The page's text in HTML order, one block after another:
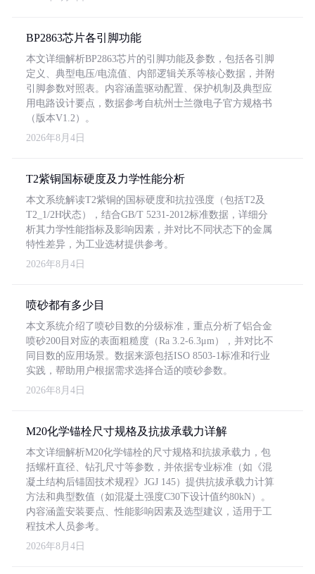
BP2863芯片各引脚功能
本文详细解析BP2863芯片的引脚功能及参数，包括各引脚
定义、典型电压/电流值、内部逻辑关系等核心数据，并附
引脚参数对照表。内容涵盖驱动配置、保护机制及典型应
用电路设计要点，数据参考自杭州士兰微电子官方规格书
（版本V1.2）。
2026年8月4日
T2紫铜国标硬度及力学性能分析
本文系统解读T2紫铜的国标硬度和抗拉强度（包括T2及
T2_1/2H状态），结合GB/T 5231-2012标准数据，详细分
析其力学性能指标及影响因素，并对比不同状态下的金属
特性差异，为工业选材提供参考。
2026年8月4日
喷砂都有多少目
本文系统介绍了喷砂目数的分级标准，重点分析了铝合金
喷砂200目对应的表面粗糙度（Ra 3.2-6.3μm），并对比不
同目数的应用场景。数据来源包括ISO 8503-1标准和行业
实践，帮助用户根据需求选择合适的喷砂参数。
2026年8月4日
M20化学锚栓尺寸规格及抗拔承载力详解
本文详细解析M20化学锚栓的尺寸规格和抗拔承载力，包
括螺杆直径、钻孔尺寸等参数，并依据专业标准（如《混
凝土结构后锚固技术规程》JGJ 145）提供抗拔承载力计算
方法和典型数值（如混凝土强度C30下设计值约80kN）。
内容涵盖安装要点、性能影响因素及选型建议，适用于工
程技术人员参考。
2026年8月4日